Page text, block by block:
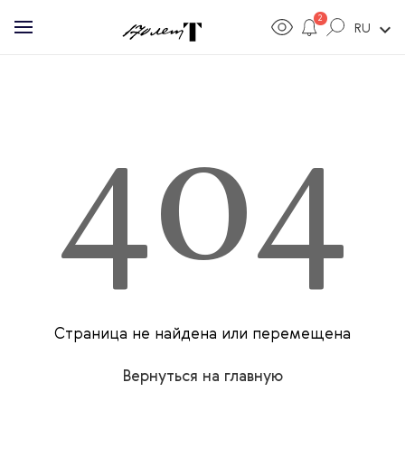
2
RU expand_more
404
Страница не найдена или перемещена
Вернуться на главную